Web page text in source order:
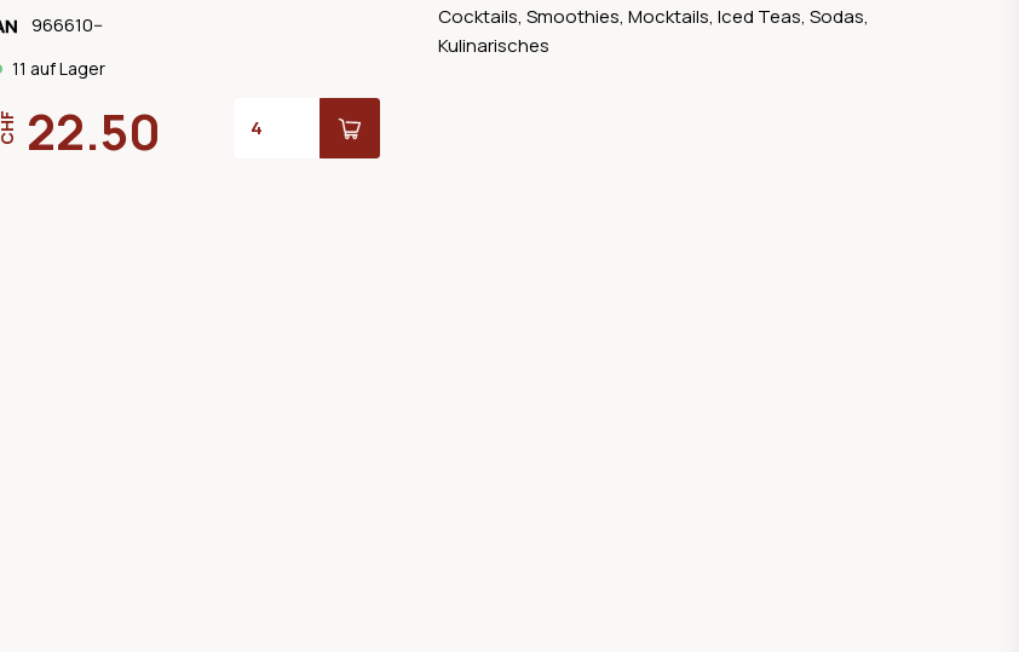
966610--
11 auf Lager
CHF 22.50
Cocktails, Smoothies, Mocktails, Iced Teas, Sodas,
Kulinarisches